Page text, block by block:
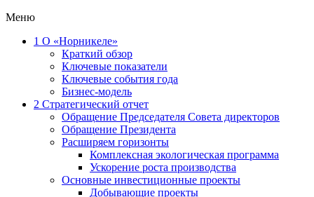
Меню
1 О «Норникеле»
Краткий обзор
Ключевые показатели
Ключевые события года
Бизнес-модель
2 Стратегический отчет
Обращение Председателя Совета директоров
Обращение Президента
Расширяем горизонты
Комплексная экологическая программа
Ускорение роста производства
Основные инвестиционные проекты
Добывающие проекты